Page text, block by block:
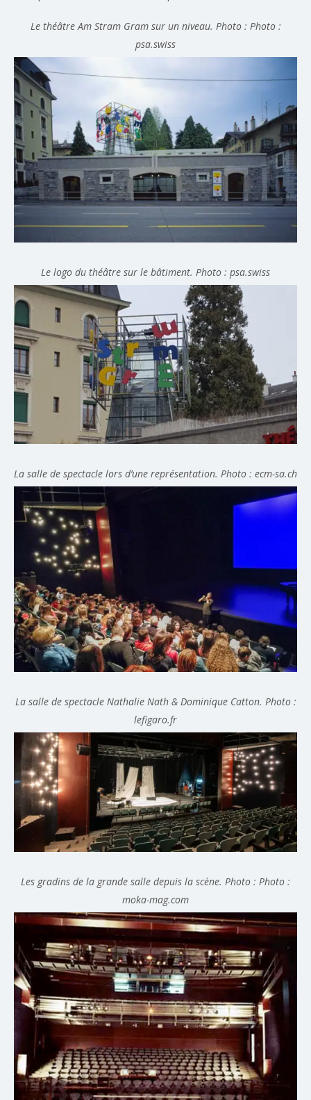
Le théâtre Am Stram Gram sur un niveau. Photo : Photo :
psa.swiss
Le logo du théâtre sur le bâtiment. Photo : psa.swiss
La salle de spectacle lors d’une représentation. Photo : ecm-sa.ch
La salle de spectacle Nathalie Nath & Dominique Catton. Photo :
lefigaro.fr
Les gradins de la grande salle depuis la scène. Photo : Photo :
moka-mag.com